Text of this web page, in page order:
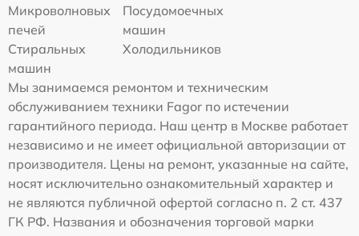
Микроволновых
печей
Посудомоечных
машин
Стиральных
машин
Холодильников
Мы занимаемся ремонтом и техническим
обслуживанием техники Fagor по истечении
гарантийного периода. Наш центр в Москве работает
независимо и не имеет официальной авторизации от
производителя. Цены на ремонт, указанные на сайте,
носят исключительно ознакомительный характер и
не являются публичной офертой согласно п. 2 ст. 437
ГК РФ. Названия и обозначения торговой марки